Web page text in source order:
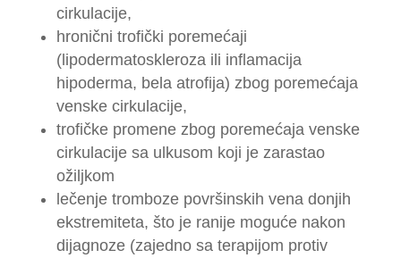
cirkulacije,
hronični trofički poremećaji
(lipodermatoskleroza ili inflamacija
hipoderma, bela atrofija) zbog poremećaja
venske cirkulacije,
trofičke promene zbog poremećaja venske
cirkulacije sa ulkusom koji je zarastao
ožiljkom
lečenje tromboze površinskih vena donjih
ekstremiteta, što je ranije moguće nakon
dijagnoze (zajedno sa terapijom protiv